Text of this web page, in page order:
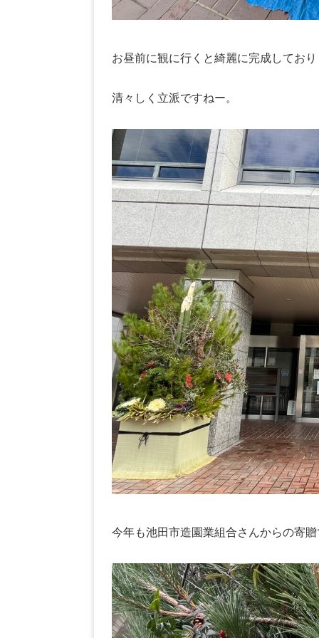
お昼前に観に行くと綺麗に完成してお
清々しく立派ですねー。
今年も池田市造園業組合さんからの寄